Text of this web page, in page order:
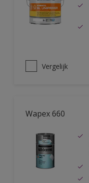
Vergelijk
Wapex 660